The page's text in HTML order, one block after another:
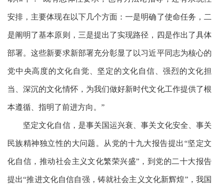
安排，主要体现在以下几个方面：一是明确了使命任务，二
是阐明了基本原则，三是提出了实现路径，四是作出了具体
部署。这些新要求新部署充分彰显了以习近平同志为核心的
党中央高度的文化自觉、坚定的文化自信、强烈的文化担
当、深沉的文化情怀，为我们做好新时代文化工作提供了根
本遵循、指明了前进方向。”
坚定文化自信，是事关国运兴衰、事关文化安全、事关
民族精神独立性的大问题。从党的十九大报告提出“坚定文
化自信，推动社会主义文化繁荣兴盛”，到党的二十大报告
提出“推进文化自信自强，铸就社会主义文化新辉煌”，我国